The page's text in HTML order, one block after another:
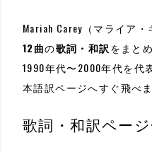
Mariah Carey（マライア
12曲の歌詞・和訳をまと
1990年代〜2000年代を代
本語訳ページへすぐ飛べま
歌詞・和訳ページ